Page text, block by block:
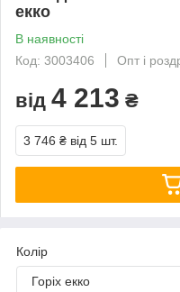
екко
В наявності
Код: 3003406
Опт і
від 4 213 ₴
3 746 ₴ від 5 шт.
Колір
Горіх екко